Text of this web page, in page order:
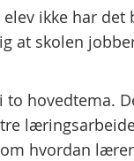
ikke har det
at skolen
to hovedtema.
hvordan